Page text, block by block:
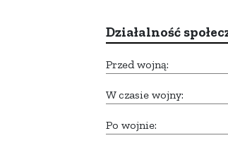
Działalność
Przed wojną:
W czasie wojny:
Po wojnie: